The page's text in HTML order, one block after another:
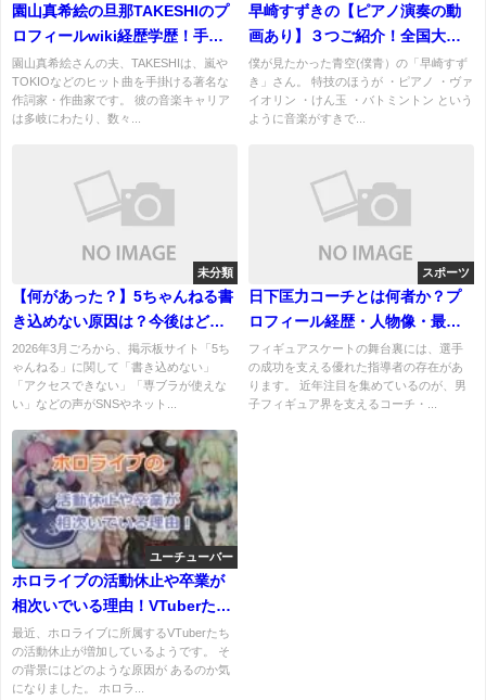
園山真希絵の旦那TAKESHIのプ
ロフィールwiki経歴学歴！手掛
けたヒット曲の数々！
園山真希絵さんの夫、TAKESHIは、嵐や
TOKIOなどのヒット曲を手掛ける著名な
作詞家・作曲家です。 彼の音楽キャリア
は多岐にわたり、数々...
早崎すずきの【ピアノ演奏の動
画あり】３つご紹介！全国大会
に出場するほどの実力をご覧あ
れ！
僕が見たかった青空(僕青）の「早崎すず
き」さん。 特技のほうが ・ピアノ ・ヴァ
イオリン ・けん玉 ・バトミントン という
ように音楽がすきで...
未分類
【何があった？】5ちゃんねる書
き込めない原因は？今後はどう
なる？2026最新トラブル
2026年3月ごろから、掲示板サイト「5ち
ゃんねる」に関して「書き込めない」
「アクセスできない」「専ブラが使えな
い」などの声がSNSやネット...
スポーツ
日下匡力コーチとは何者か？プ
ロフィール経歴・人物像・最新
動向まとめ！【フィギュア界を
支える名伯楽】
フィギュアスケートの舞台裏には、選手
の成功を支える優れた指導者の存在があ
ります。 近年注目を集めているのが、男
子フィギュア界を支えるコーチ・...
ユーチューバー
ホロライブの活動休止や卒業が
相次いでいる理由！VTuberたち
にそのような背景が？
最近、ホロライブに所属するVTuberたち
の活動休止が増加しているようです。 そ
の背景にはどのような原因が あるのか気
になりました。 ホロラ...